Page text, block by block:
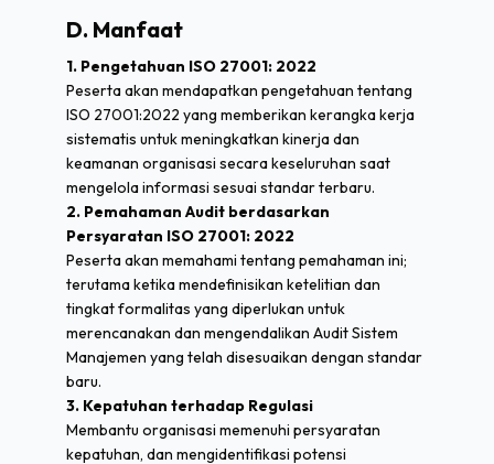
D. Manfaat
1. Pengetahuan ISO 27001: 2022
Peserta akan mendapatkan pengetahuan tentang
ISO 27001:2022 yang memberikan kerangka kerja
sistematis untuk meningkatkan kinerja dan
keamanan organisasi secara keseluruhan saat
mengelola informasi sesuai standar terbaru.
2. Pemahaman Audit berdasarkan
Persyaratan ISO 27001: 2022
Peserta akan memahami tentang pemahaman ini;
terutama ketika mendefinisikan ketelitian dan
tingkat formalitas yang diperlukan untuk
merencanakan dan mengendalikan Audit Sistem
Manajemen yang telah disesuaikan dengan standar
baru.
3. Kepatuhan terhadap Regulasi
Membantu organisasi memenuhi persyaratan
kepatuhan, dan mengidentifikasi potensi